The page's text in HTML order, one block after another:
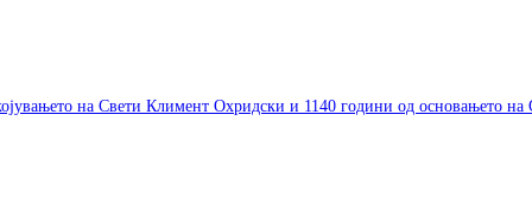
на Свети Климент Охридски и 1140 години од основањето